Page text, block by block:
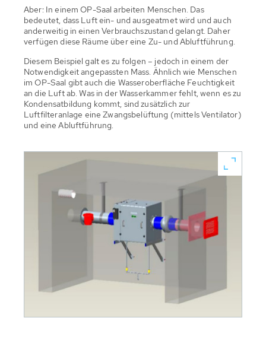
Aber: In einem OP-Saal arbeiten Menschen. Das
bedeutet, dass Luft ein- und ausgeatmet wird und auch
anderweitig in einen Verbrauchszustand gelangt. Daher
verfügen diese Räume über eine Zu- und Abluftführung.
Diesem Beispiel galt es zu folgen – jedoch in einem der
Notwendigkeit angepassten Mass. Ähnlich wie Menschen
im OP-Saal gibt auch die Wasseroberfläche Feuchtigkeit
an die Luft ab. Was in der Wasserkammer fehlt, wenn es zu
Kondensatbildung kommt, sind zusätzlich zur
Luftfilteranlage eine Zwangsbelüftung (mittels Ventilator)
und eine Abluftführung.